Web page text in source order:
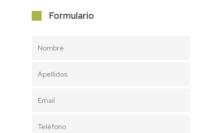
Formulario